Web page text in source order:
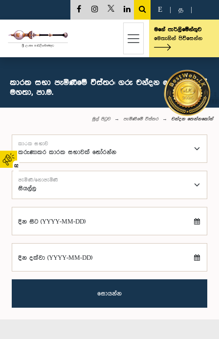
02
E த
මගේ පාර්ලිමේන්තුව
මෙතැනින් පිවිසෙන්න
කාරක සභා පැමිණීමේ විස්තර: ගරු චන්දන තෙන්නකෝන්
මහතා, පා.ම.
මුල් පිටුව පැමිණීමේ විස්තර චන්දන තෙන්නකෝන්
කාරක සභාව
පැමිණි/නොපැමිණි
දින සිට (YYYY-MM-DD)
දින දක්වා (YYYY-MM-DD)
සොයන්න